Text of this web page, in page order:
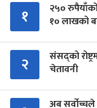
१
२५०
१० लाखको
२
संसद्को
चेतावनी
अब